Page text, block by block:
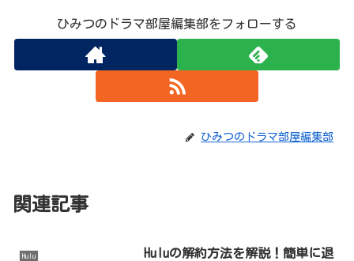
ひみつのドラマ部屋編集部をフォローする
ひみつのドラマ部屋編集部
関連記事
Hulu
Huluの解約方法を解説！簡単に退